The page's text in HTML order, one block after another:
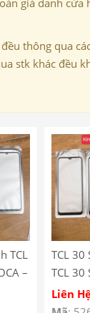
giả danh
thông qua
stk khác đều
TCL
–
TCL 30
TCL 30
OCA –
Hình
Liên